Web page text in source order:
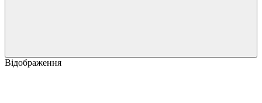
Відображення